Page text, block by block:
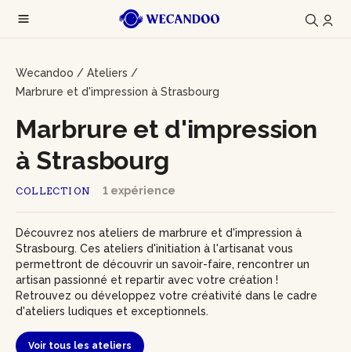
Wecandoo / Ateliers /
Marbrure et d'impression à Strasbourg
COLLECTION 1 expérience
Marbrure et d'impression
à Strasbourg
Découvrez nos ateliers de marbrure et d'impression à
Strasbourg. Ces ateliers d'initiation à l'artisanat vous
permettront de découvrir un savoir-faire, rencontrer un
artisan passionné et repartir avec votre création !
Retrouvez ou développez votre créativité dans le cadre
d'ateliers ludiques et exceptionnels.
Voir tous les ateliers